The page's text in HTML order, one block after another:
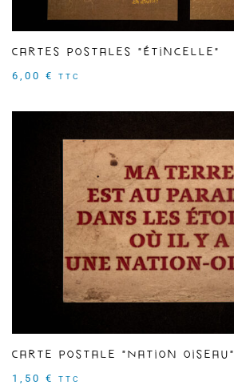
Cartes postales "Étincelle"
6,00 € TTC
Carte postale "Nation oiseau"
1,50 € TTC